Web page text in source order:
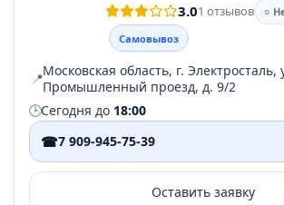
3.01 отзывов
○
Самовывоз
📍Московская область, г. Электросталь,
Промышленный проезд, д. 9/2
🕒Сегодня до 18:00
☎7 909-945-75-39
Оставить заявку